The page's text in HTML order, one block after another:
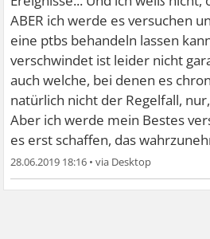
ABER ich werde es versuchen
eine ptbs behandeln lassen
verschwindet ist leider nicht
auch welche, bei denen es
natürlich nicht der Regelfall,
Aber ich werde mein Bestes
es erst schaffen, das
28.06.2019 18:16 •